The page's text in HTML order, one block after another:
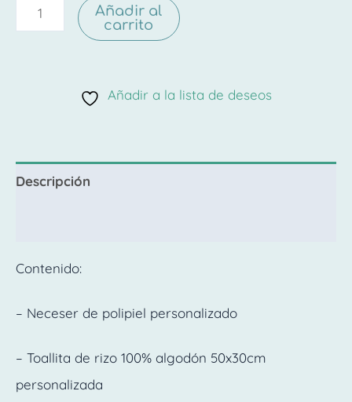
Añadir al
carrito
Añadir a la lista de deseos
Descripción
Contenido:
– Neceser de polipiel personalizado
– Toallita de rizo 100% algodón 50x30cm
personalizada